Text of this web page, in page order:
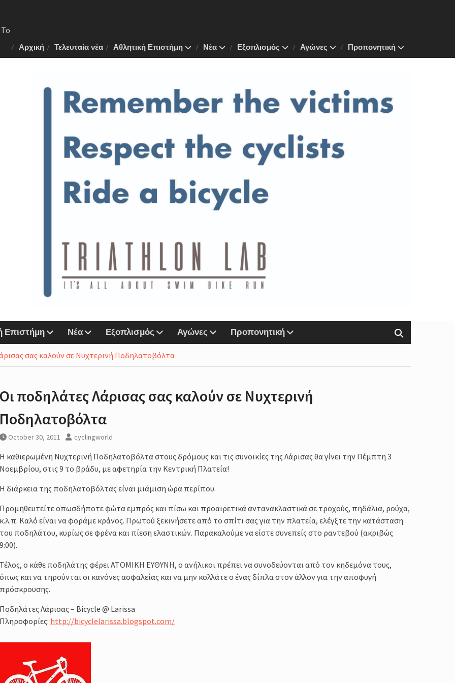
της
eshop
της
Αρχική Τελευταία νέα Αθλητική Επιστήμη Νέα Εξοπλισμός Αγώνες Προπονητική
Επιστήμη Νέα Εξοπλισμός Αγώνες Προπονητική
σας καλούν σε Νυχτερινή Ποδηλατοβόλτα
Oι ποδηλάτες Λάρισας σας καλούν σε Νυχτερινή
Ποδηλατοβόλτα
October 30, 2011 cyclingworld
Η καθιερωμένη Νυχτερινή Ποδηλατοβόλτα στους δρόμους και τις συνοικίες της Λάρισας θα γίνει την Πέμπτη 3
Νοεμβρίου, στις 9 το βράδυ, με αφετηρία την Κεντρική Πλατεία!
Η διάρκεια της ποδηλατοβόλτας είναι μιάμιση ώρα περίπου.
Προμηθευτείτε οπωσδήποτε φώτα εμπρός και πίσω και προαιρετικά αντανακλαστικά σε τροχούς, πηδάλια, ρούχα,
κ.λ.π. Καλό είναι να φοράμε κράνος. Πρωτού ξεκινήσετε από το σπίτι σας για την πλατεία, ελέγξτε την κατάσταση
του ποδηλάτου, κυρίως σε φρένα και πίεση ελαστικών. Παρακαλούμε να είστε συνεπείς στο ραντεβού (ακριβώς
9:00).
Τέλος, ο κάθε ποδηλάτης φέρει ΑΤΟΜΙΚΗ ΕΥΘΥΝΗ, ο ανήλικοι πρέπει να συνοδεύονται από τον κηδεμόνα τους,
όπως και να τηρούνται οι κανόνες ασφαλείας και να μην κολλάτε ο ένας δίπλα στον άλλον για την αποφυγή
πρόσκρουσης.
Ποδηλάτες Λάρισας – Bicycle @ Larissa
Πληροφορίες: http://bicyclelarissa.blogspot.com/